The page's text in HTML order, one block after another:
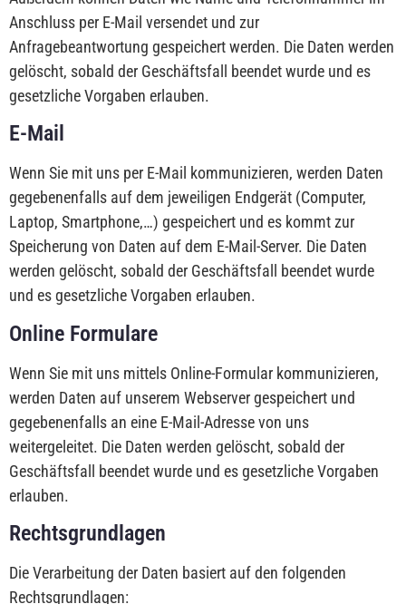
Anschluss per E-Mail versendet und zur
Anfragebeantwortung gespeichert werden. Die Daten werden
gelöscht, sobald der Geschäftsfall beendet wurde und es
gesetzliche Vorgaben erlauben.
E-Mail
Wenn Sie mit uns per E-Mail kommunizieren, werden Daten
gegebenenfalls auf dem jeweiligen Endgerät (Computer,
Laptop, Smartphone,…) gespeichert und es kommt zur
Speicherung von Daten auf dem E-Mail-Server. Die Daten
werden gelöscht, sobald der Geschäftsfall beendet wurde
und es gesetzliche Vorgaben erlauben.
Online Formulare
Wenn Sie mit uns mittels Online-Formular kommunizieren,
werden Daten auf unserem Webserver gespeichert und
gegebenenfalls an eine E-Mail-Adresse von uns
weitergeleitet. Die Daten werden gelöscht, sobald der
Geschäftsfall beendet wurde und es gesetzliche Vorgaben
erlauben.
Rechtsgrundlagen
Die Verarbeitung der Daten basiert auf den folgenden
Rechtsgrundlagen: